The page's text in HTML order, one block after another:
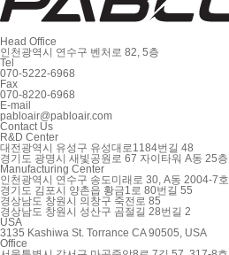
Head Office
인천광역시 연수구 벤처로 82, 5층
Tel
070-5222-6968
Fax
070-8220-6968
E-mail
pabloair@pabloair.com
Contact Us
R&D Center
대전광역시 유성구 유성대로1184번길 48
경기도 광명시 새빛공원로 67 자이타워 A동 25층
Manufacturing Center
인천광역시 연수구 송도미래로 30, A동 2004-7호
경기도 김포시 양촌읍 황금1로 80번길 55
경상남도 창원시 의창구 죽전로 85
경상남도 창원시 성산구 곰절길 28번길 2
USA
3135 Kashiwa St. Torrance CA 90505, USA
Office